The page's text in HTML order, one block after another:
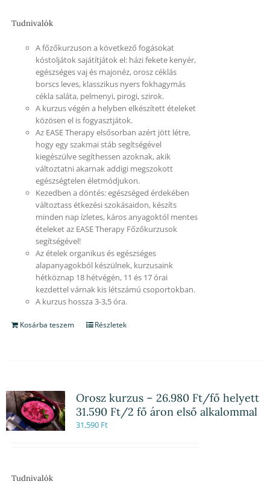
Tudnivalók
A főzőkurzuson a következő fogásokat
kóstoljátok sajátítjátok el: házi fekete kenyér,
egészséges vaj és majonéz, orosz céklás
borscs leves, klasszikus nyers fokhagymás
cékla saláta, pelmenyi, pirogi, szirok.
A kurzus végén a helyben elkészített ételeket
közösen el is fogyasztjátok.
Az EASE Therapy elsősorban azért jött létre,
hogy egy szakmai stáb segítségével
kiegészülve segíthessen azoknak, akik
változtatni akarnak addigi megszokott
egészségtelen életmódjukon.
Kezedben a döntés: egészséged érdekében
változtass étkezési szokásaidon, készíts
minden nap ízletes, káros anyagoktól mentes
ételeket az EASE Therapy Főzőkurzusok
segítségével!
Az ételek organikus és egészséges
alapanyagokból készülnek, kurzusaink
hétköznap 18 hétvégén, 11 és 17 órai
kezdettel várnak kis létszámú csoportokban.
A kurzus hossza 3-3,5 óra.
Kosárba teszem Részletek
Orosz kurzus – 26.980 Ft/fő helyett
31.590 Ft/2 fő áron első alkalommal
31,590 Ft
Tudnivalók